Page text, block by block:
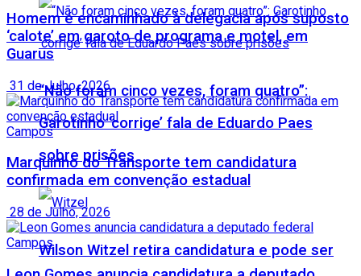
“Não foram cinco vezes, foram quatro”:
Garotinho ‘corrige’ fala de Eduardo Paes
sobre prisões
Wilson Witzel retira candidatura e pode ser
Homem é encaminhado à delegacia após suposto
‘calote’ em garoto de programa e motel, em
Guarus
31 de Julho, 2026
Campos
Marquinho do Transporte tem candidatura
confirmada em convenção estadual
28 de Julho, 2026
Campos